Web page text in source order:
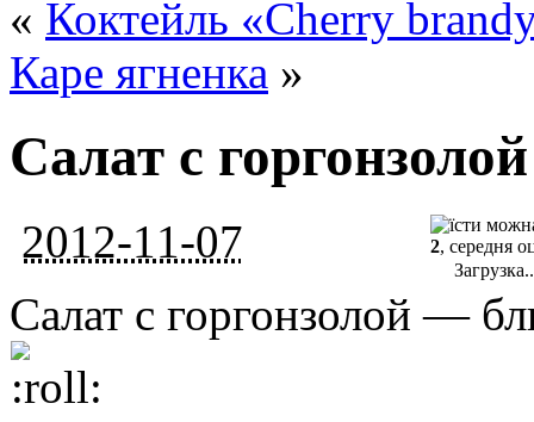
« Коктейль «Cherry
Каре ягненка »
Салат с горгонзолой
2012-11-07 2, середня
Салат с горгонзолой —